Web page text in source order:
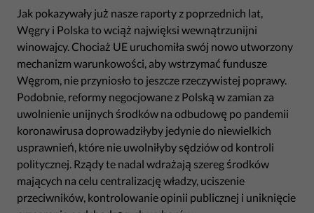
Jak pokazywały już nasze raporty z poprzednich lat,
Węgry i Polska to wciąż najwięksi wewnątrzunijni
winowajcy. Chociaż UE uruchomiła swój nowo utworzony
mechanizm warunkowości, aby wstrzymać fundusze
Węgrom, nie przyniosło to jeszcze rzeczywistej poprawy.
Podobnie, reformy negocjowane z Polską w zamian za
uwolnienie unijnych środków na odbudowę po pandemii
koronawirusa doprowadziłyby jedynie do niewielkich
usprawnień, które nie uwolniłyby sędziów od kontroli
politycznej. Rządy te nadal wdrażają szereg środków
mających na celu centralizację władzy, uciszenie
przeciwników, kontrolowanie opinii publicznej i uniknięcie